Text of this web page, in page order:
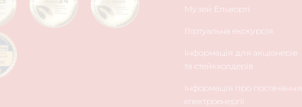
Музей Ельворті
Віртуальна екскурсія
Інформація для акціонерів
та стейкхолдерів
Інформація про постачання
електроенергії